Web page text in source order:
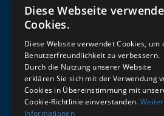
ZUM NEWSLETTER
German
Diese Webseite
Cookies.
Diese Website verwendet Cookies, um
Benutzerfreundlichkeit zu verbessern.
Durch die Nutzung unserer Website
erklären Sie sich mit der Verwendung
Cookies in Übereinstimmung mit
Cookie-Richtlinie einverstanden.
Informationen